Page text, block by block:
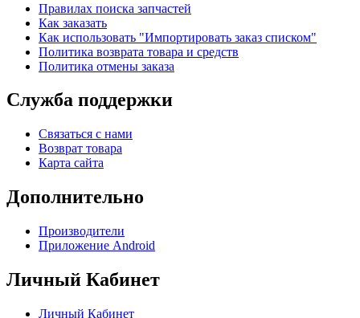
Правилах поиска запчастей
Как заказать
Как использовать "Импортировать заказ списком"
Политика возврата товара и средств
Политика отмены заказа
Служба поддержки
Связаться с нами
Возврат товара
Карта сайта
Дополнительно
Производители
Приложение Android
Личный Кабинет
Личный Кабинет